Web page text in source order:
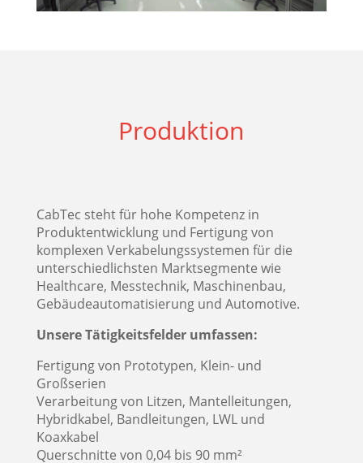
Produktion
CabTec steht für hohe Kompetenz in
Produktentwicklung und Fertigung von
komplexen Verkabelungssystemen für die
unterschiedlichsten Marktsegmente wie
Healthcare, Messtechnik, Maschinenbau,
Gebäudeautomatisierung und Automotive.
Unsere Tätigkeitsfelder umfassen:
Fertigung von Prototypen, Klein- und
Großserien
Verarbeitung von Litzen, Mantelleitungen,
Hybridkabel, Bandleitungen, LWL und
Koaxkabel
Querschnitte von 0,04 bis 90 mm²